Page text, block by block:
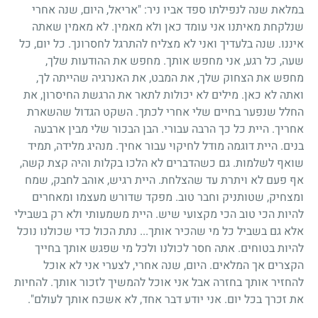
במלאת שנה לנפילתו ספד אביו ניר: "אריאל, היום, שנה אחרי
שנלקחת מאיתנו אני עומד כאן ולא מאמין. לא מאמין שאתה
איננו. שנה בלעדיך ואני לא מצליח להתרגל לחסרונך. כל יום, כל
שעה, כל רגע, אני מחפש אותך. מחפש את ההודעות שלך,
מחפש את הצחוק שלך, את המבט, את האנרגיה שהייתה לך,
ואתה לא כאן. מילים לא יכולות לתאר את הרגשת החיסרון, את
החלל שנפער בחיים שלי אחרי לכתך. השקט הגדול שהשארת
אחריך. היית כל כך הרבה עבורי. הבן הבכור שלי מבין ארבעה
בנים. היית דוגמה מודל לחיקוי עבור אחיך. מנהיג מלידה, תמיד
שואף לשלמות. גם כשהדברים לא הלכו בקלות והיה קצת קשה,
אף פעם לא ויתרת עד שהצלחת. היית רגיש, אוהב לחבק, שמח
ומצחיק, שטותניק וחבר טוב. מפקד שדורש מעצמו ומאחרים
להיות הכי טוב הכי מקצועי שיש. היית משמעותי ולא רק בשבילי
אלא גם בשביל כל מי שהכיר אותך... נתת הכול כדי שכולנו נוכל
להיות בטוחים. אתה חסר לכולנו ולכל מי שפגש אותך בחייך
הקצרים אך המלאים. היום, שנה אחרי, לצערי אני לא אוכל
להחזיר אותך בחזרה אבל אני אוכל להמשיך לזכור אותך. להחיות
את זכרך בכל יום. אני יודע דבר אחד, לא אשכח אותך לעולם".